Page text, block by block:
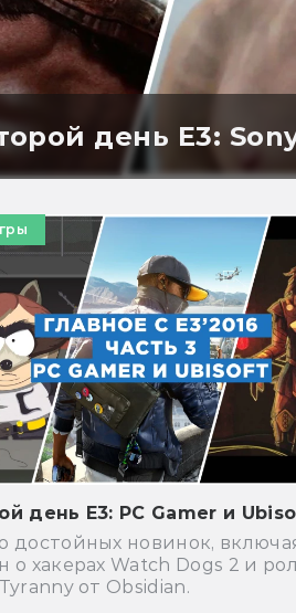
день E3:
день E3: PC Gamer и
достойных новинок,
о хакерах Watch Dogs 2 и
от Obsidian.